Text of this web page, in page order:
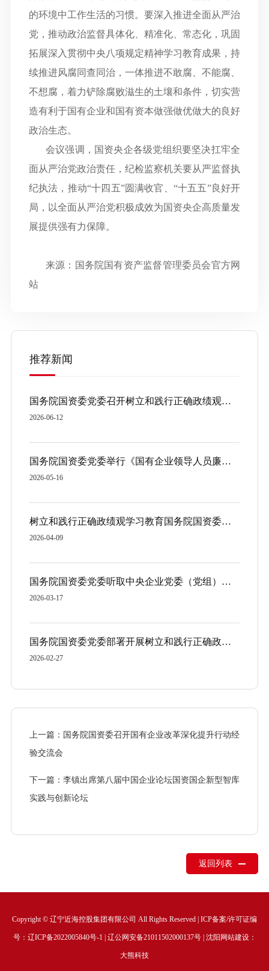
的环境中工作生活的习惯。要深入推进全面从严治
党，推动政治监督具体化、精准化、常态化，巩固
拓展深入贯彻中央八项规定精神学习教育成果，持
续推进风腐同查同治，一体推进不敢腐、不能腐、
不想腐，着力铲除腐败滋生的土壤和条件，切实营
造有利于国有企业和国有资本做强做优做大的良好
政治生态。
会议强调，国资央企各级党组织要坚决扛牢全
面从严治党政治责任，纪检监察机关要从严监督执
纪执法，推动“十四五”圆满收官、“十五五”良好开
局，以全面从严治党积极成效为国资央企高质量发
展提供强有力保障。
来源：国务院国有资产监督管理委员会官方网
站
推荐新闻
国务院国资委党委召开树立和践行正确政绩观学习教育督导组工作座谈会暨第二批督导工作部署会
2026-06-12
国务院国资委党委举行《国有企业领导人员廉洁从业规定》专题学习 推动干净担当廉洁从业 为做强做优做大国有企业和国有资本提供坚强保障
2026-05-16
树立和践行正确政绩观学习教育国务院国资委党委督导组培训会议召开
2026-04-09
国务院国资委党委听取中央企业党委（党组）负责人党建工作述职
2026-03-17
国务院国资委党委部署开展树立和践行正确政绩观学习教育工作 高标准严要求高质量组织实施 确保国资央企学习教育取得实效
2026-02-27
上一篇：国务院国资委召开国有企业改革深化提升行动经
验交流会
下一篇：李镇出席第八届中国企业论坛国资国企新型智库
实践与创新论坛
返回列表
Copyright © 辽宁近海控股集团有限公司 All Rights Reserved | ICP备案/许可证编
号： 辽ICP备2022005840号-1 辽公网安备21011502000137号| 沈阳网站建设：
大熊科技